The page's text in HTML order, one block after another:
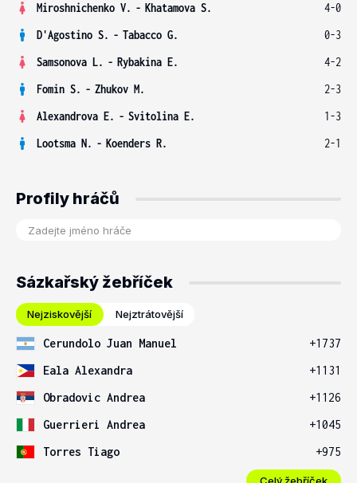
Miroshnichenko V. - Khatamova S.
4-0
D'Agostino S. - Tabacco G.
0-3
Samsonova L. - Rybakina E.
4-2
Fomin S. - Zhukov M.
2-3
Alexandrova E. - Svitolina E.
1-3
Lootsma N. - Koenders R. 2-1
Profily hráčů
Sázkařský žebříček
Nejziskovější Nejztrátovější
Cerundolo Juan Manuel
+1737
Eala Alexandra
+1131
Obradovic Andrea
+1126
Guerrieri Andrea
+1045
Torres Tiago
+975
Celý žebříček